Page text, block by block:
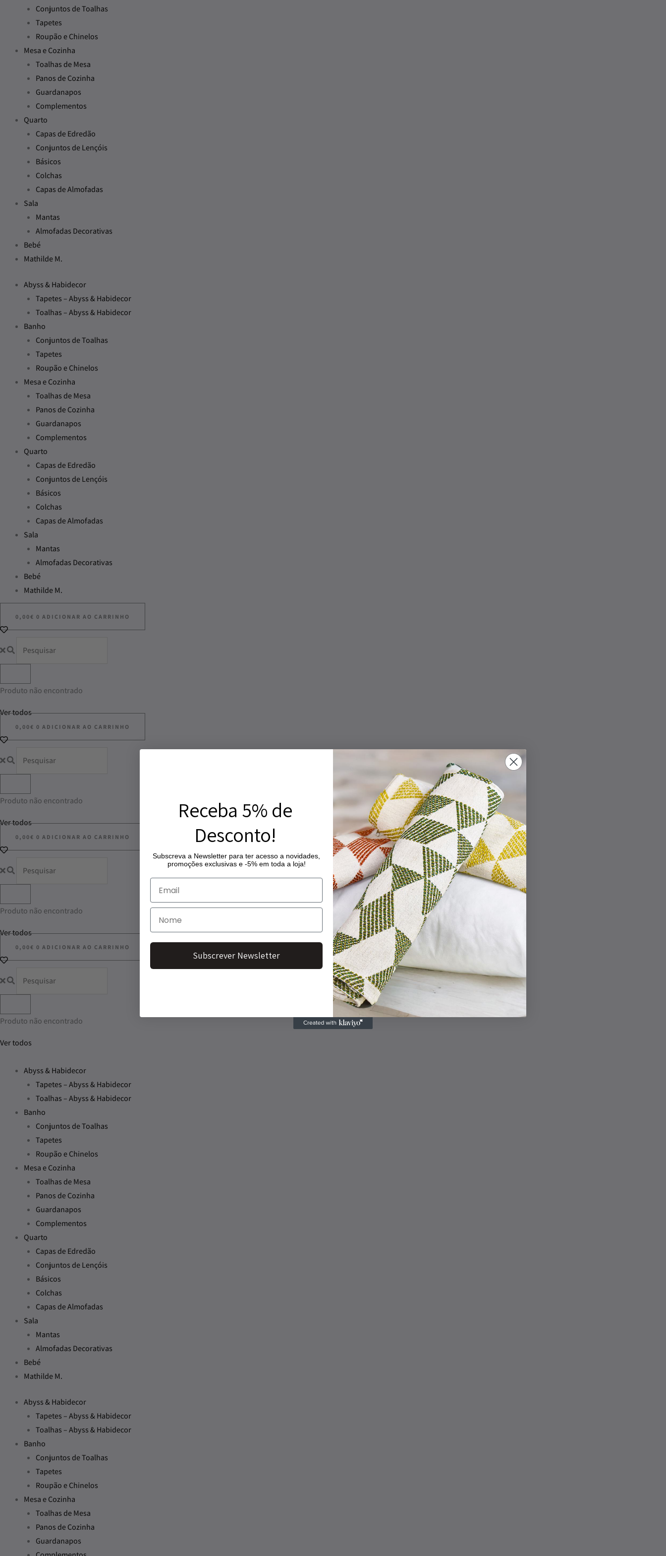
Conjuntos de Toalhas
Tapetes
Roupão e Chinelos
Mesa e Cozinha
Toalhas de Mesa
Panos de Cozinha
Guardanapos
Complementos
Quarto
Capas de Edredão
Conjuntos de Lençóis
Básicos
Colchas
Capas de Almofadas
Sala
Mantas
Almofadas Decorativas
Bebé
Mathilde M.
Abyss & Habidecor
Tapetes – Abyss & Habidecor
Toalhas – Abyss & Habidecor
Banho
Conjuntos de Toalhas
Tapetes
Roupão e Chinelos
Mesa e Cozinha
Toalhas de Mesa
Panos de Cozinha
Guardanapos
Complementos
Quarto
Capas de Edredão
Conjuntos de Lençóis
Básicos
Colchas
Capas de Almofadas
Sala
Mantas
Almofadas Decorativas
Bebé
Mathilde M.
0,00€ 0 ADICIONAR AO CARRINHO
Produto não encontrado
Ver todos
0,00€ 0 ADICIONAR AO CARRINHO
Produto não encontrado
Ver todos
0,00€ 0 ADICIONAR AO CARRINHO
Produto não encontrado
Ver todos
0,00€ 0 ADICIONAR AO CARRINHO
Produto não encontrado
Ver todos
Abyss & Habidecor
Tapetes – Abyss & Habidecor
Toalhas – Abyss & Habidecor
Banho
Conjuntos de Toalhas
Tapetes
Roupão e Chinelos
Mesa e Cozinha
Toalhas de Mesa
Panos de Cozinha
Guardanapos
Complementos
Quarto
Capas de Edredão
Conjuntos de Lençóis
Básicos
Colchas
Capas de Almofadas
Sala
Mantas
Almofadas Decorativas
Bebé
Mathilde M.
Abyss & Habidecor
Tapetes – Abyss & Habidecor
Toalhas – Abyss & Habidecor
Banho
Conjuntos de Toalhas
Tapetes
Roupão e Chinelos
Mesa e Cozinha
Toalhas de Mesa
Panos de Cozinha
Guardanapos
Receba 5% de
Desconto!
Subscreva a Newsletter para ter acesso a novidades,
promoções exclusivas e -5% em toda a loja!
Subscrever Newsletter